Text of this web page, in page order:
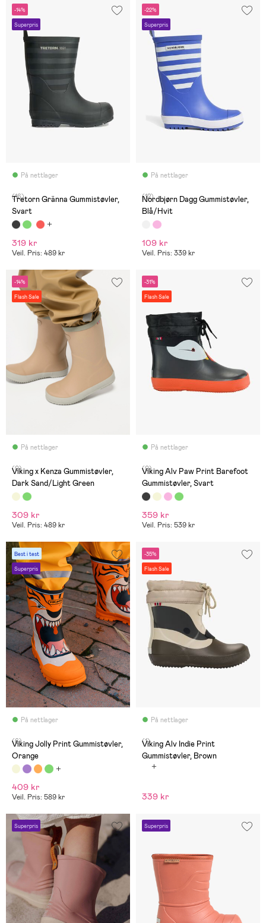
-14%
Superpris
På nettlager
(16)
Tretorn Gränna Gummistøvler,
Svart
319 kr
Veil. Pris: 489 kr
-22%
Superpris
På nettlager
(12)
Nordbjørn Dagg Gummistøvler,
Blå/Hvit
109 kr
Veil. Pris: 339 kr
-14%
Flash Sale
På nettlager
(0)
Viking x Kenza Gummistøvler,
Dark Sand/Light Green
309 kr
Veil. Pris: 489 kr
-31%
Flash Sale
På nettlager
(0)
Viking Alv Paw Print Barefoot
Gummistøvler, Svart
359 kr
Veil. Pris: 539 kr
Best i test
Superpris
På nettlager
(6)
Viking Jolly Print Gummistøvler,
Orange
409 kr
Veil. Pris: 589 kr
-35%
Flash Sale
På nettlager
(1)
Viking Alv Indie Print
Gummistøvler, Brown
339 kr
Superpris Superpris